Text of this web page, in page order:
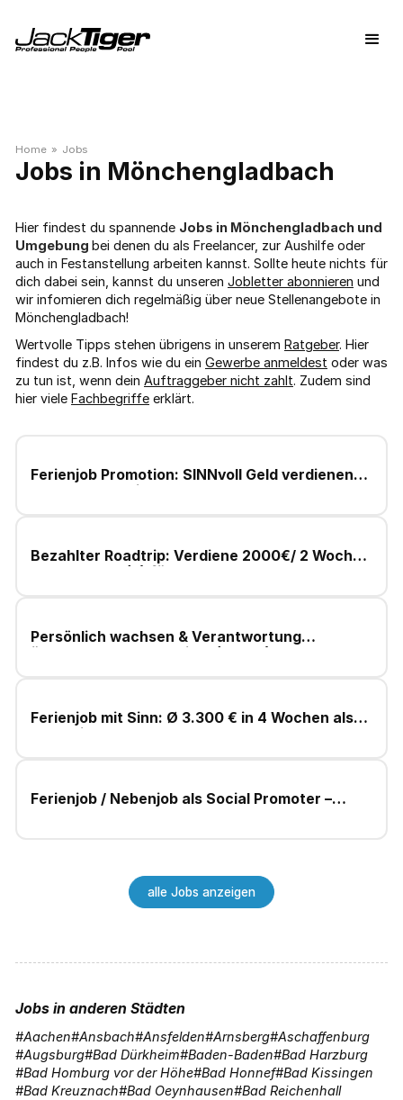
Home » Jobs
Mönchengladbach
Hier findest du spannende Jobs in Mönchengladbach und
Umgebung bei denen du als Freelancer, zur Aushilfe oder
auch in Festanstellung arbeiten kannst. Sollte heute nichts für
dich dabei sein, kannst du unseren Jobletter abonnieren und
wir infomieren dich regelmäßig über neue Stellenangebote in
Mönchengladbach!
Wertvolle Tipps stehen übrigens in unserem Ratgeber. Hier
findest du z.B. Infos wie du ein Gewerbe anmeldest oder was
zu tun ist, wenn dein Auftraggeber nicht zahlt. Zudem sind
hier viele Fachbegriffe erklärt.
Ferienjob Promotion: SINNvoll Geld verdienen
statt nur zu chillen!
Bezahlter Roadtrip: Verdiene 2000€/ 2 Wochen
als Promoter (a) für NGOs
Persönlich wachsen & Verantwortung
übernehmen – Fundraiser (m/w/d)
Ferienjob mit Sinn: Ø 3.300 € in 4 Wochen als
Fundraiser
Ferienjob / Nebenjob als Social Promoter –
alle Jobs anzeigen
Jobs in anderen Städten
Aachen Ansbach Ansfelden Arnsberg Aschaffenburg
Augsburg Bad Dürkheim Baden-Baden Bad Harzburg
Bad Homburg vor der Höhe Bad Honnef Bad Kissingen
Bad Kreuznach Bad Oeynhausen Bad Reichenhall